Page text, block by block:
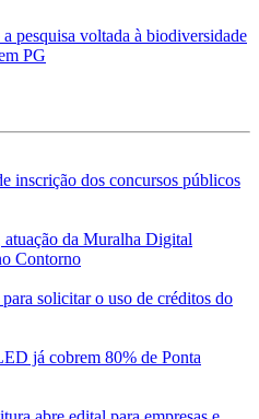
pesquisa voltada à biodiversidade
PG
inscrição dos concursos públicos
da Muralha Digital
Contorno
solicitar o uso de créditos do
já cobrem 80% de Ponta